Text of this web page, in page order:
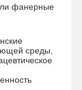
фанерные
среды,